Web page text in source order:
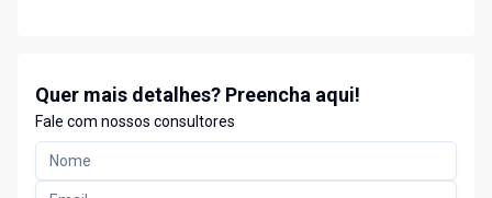
Quer mais detalhes? Preencha aqui!
Fale com nossos consultores